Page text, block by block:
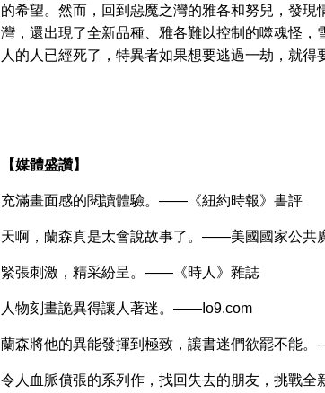
的希望。然而，回到惡魔之灣的雅各和努兒，發
灣，還出現了全新品種、雅各難以控制的噬魂怪
人的人已經死了，特異者如果想要逃過一劫，就
【媒體盛讚】
充滿畫面感的閱讀體驗。――《紐約時報》書評
天啊，蘭森真是太會說故事了。――美國國家公共
緊張刺激，精采紛呈。――《時人》雜誌
人物刻畫詭異得讓人著迷。―― Io9.com
蘭森將他的異能發揮到極致，讓書迷們欲罷不能
令人血脈僨張的系列作，找回失去的朋友，挑戰